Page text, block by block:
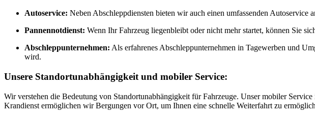
Autoservice: Neben Abschleppdiensten bieten wir auch einen umfassenden
Pannennotdienst: Wenn Ihr Fahrzeug liegenbleibt oder nicht mehr startet, können Sie
Abschleppunternehmen: Als erfahrenes Abschleppunternehmen in Tagewerben und
wird.
Unsere Standortunabhängigkeit und mobiler Service:
Wir verstehen die Bedeutung von Standortunabhängigkeit für Fahrzeuge. Unser mobiler
Krandienst ermöglichen wir Bergungen vor Ort, um Ihnen eine schnelle Weiterfahrt zu